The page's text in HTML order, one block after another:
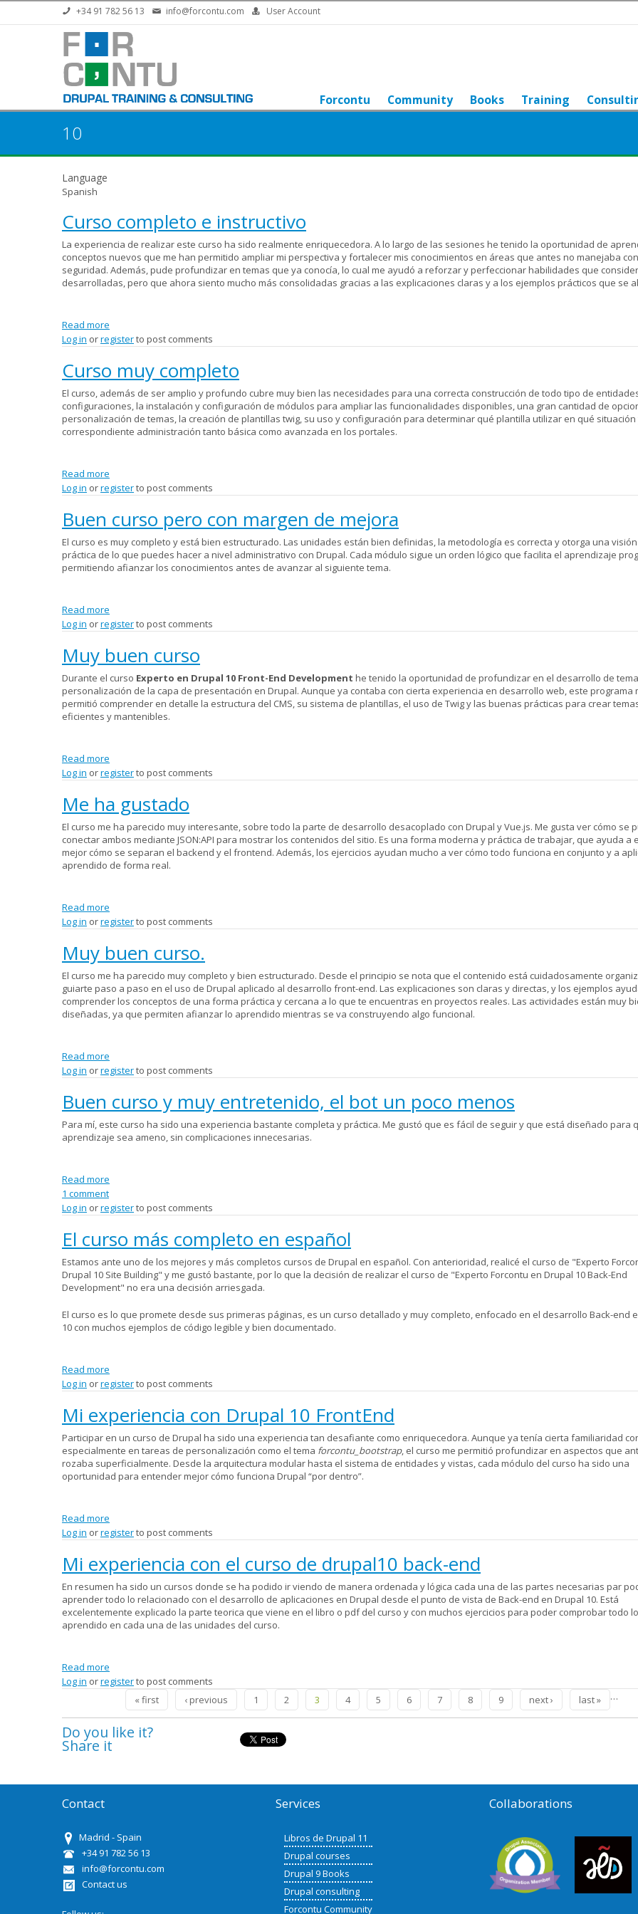
Skip to main content+34 91 782 56 13 info@forcontu.com User Account
Forcontu Community Books Training
10
Language
Spanish
Curso completo e instructivo
La experiencia de realizar este curso ha sido realmente enriquecedora. A lo largo de las sesiones he tenido la oportunidad de
conceptos nuevos que me han permitido ampliar mi perspectiva y fortalecer mis conocimientos en áreas que antes no manejaba
seguridad. Además, pude profundizar en temas que ya conocía, lo cual me ayudó a reforzar y perfeccionar habilidades que
desarrolladas, pero que ahora siento mucho más consolidadas gracias a las explicaciones claras y a los ejemplos prácticos que se
Read more
Log in orregisterto post comments
Curso muy completo
El curso, además de ser amplio y profundo cubre muy bien las necesidades para una correcta construcción de todo tipo de
configuraciones, la instalación y configuración de módulos para ampliar las funcionalidades disponibles, una gran cantidad de
personalización de temas, la creación de plantillas twig, su uso y configuración para determinar qué plantilla utilizar en qué situación
correspondiente administración tanto básica como avanzada en los portales.
Read more
Log in orregisterto post comments
Buen curso pero con margen de mejora
El curso es muy completo y está bien estructurado. Las unidades están bien definidas, la metodología es correcta y otorga una
práctica de lo que puedes hacer a nivel administrativo con Drupal. Cada módulo sigue un orden lógico que facilita el aprendizaje
permitiendo afianzar los conocimientos antes de avanzar al siguiente tema.
Read more
Log in orregisterto post comments
Muy buen curso
Durante el curso Experto en Drupal 10 Front-End Development he tenido la oportunidad de profundizar en el desarrollo de
personalización de la capa de presentación en Drupal. Aunque ya contaba con cierta experiencia en desarrollo web, este programa
permitió comprender en detalle la estructura del CMS, su sistema de plantillas, el uso de Twig y las buenas prácticas para crear
eficientes y mantenibles.
Read more
Log in orregisterto post comments
Me ha gustado
El curso me ha parecido muy interesante, sobre todo la parte de desarrollo desacoplado con Drupal y Vue.js. Me gusta ver cómo se
conectar ambos mediante JSON:API para mostrar los contenidos del sitio. Es una forma moderna y práctica de trabajar, que ayuda a
mejor cómo se separan el backend y el frontend. Además, los ejercicios ayudan mucho a ver cómo todo funciona en conjunto y a
aprendido de forma real.
Read more
Log in orregisterto post comments
Muy buen curso.
El curso me ha parecido muy completo y bien estructurado. Desde el principio se nota que el contenido está cuidadosamente
guiarte paso a paso en el uso de Drupal aplicado al desarrollo front-end. Las explicaciones son claras y directas, y los ejemplos
comprender los conceptos de una forma práctica y cercana a lo que te encuentras en proyectos reales. Las actividades están muy
diseñadas, ya que permiten afianzar lo aprendido mientras se va construyendo algo funcional.
Read more
Log in orregisterto post comments
Buen curso y muy entretenido, el bot un poco menos
Para mí, este curso ha sido una experiencia bastante completa y práctica. Me gustó que es fácil de seguir y que está diseñado para
aprendizaje sea ameno, sin complicaciones innecesarias.
Read more
1 comment
Log in orregisterto post comments
El curso más completo en español
Estamos ante uno de los mejores y más completos cursos de Drupal en español. Con anterioridad, realicé el curso de "Experto
Drupal 10 Site Building" y me gustó bastante, por lo que la decisión de realizar el curso de "Experto Forcontu en Drupal 10 Back-End
Development" no era una decisión arriesgada.
El curso es lo que promete desde sus primeras páginas, es un curso detallado y muy completo, enfocado en el desarrollo Back-end
10 con muchos ejemplos de código legible y bien documentado.
Read more
Log in orregisterto post comments
Mi experiencia con Drupal 10 FrontEnd
Participar en un curso de Drupal ha sido una experiencia tan desafiante como enriquecedora. Aunque ya tenía cierta familiaridad
especialmente en tareas de personalización como el tema forcontu_bootstrap, el curso me permitió profundizar en aspectos que
rozaba superficialmente. Desde la arquitectura modular hasta el sistema de entidades y vistas, cada módulo del curso ha sido una
oportunidad para entender mejor cómo funciona Drupal “por dentro”.
Read more
Log in orregisterto post comments
Mi experiencia con el curso de drupal10 back-end
En resumen ha sido un cursos donde se ha podido ir viendo de manera ordenada y lógica cada una de las partes necesarias par
aprender todo lo relacionado con el desarrollo de aplicaciones en Drupal desde el punto de vista de Back-end en Drupal 10. Está
excelentemente explicado la parte teorica que viene en el libro o pdf del curso y con muchos ejercicios para poder comprobar todo lo
aprendido en cada una de las unidades del curso.
Read more
Log in orregisterto post comments
« first ‹ previous 1 2 3 4 5 6 7 8 9 …
next › last »
Do you like it?
Share it
Contact
Madrid - Spain
+34 91 782 56 13
info@forcontu.com
Contact us
Services
Libros de Drupal 11
Drupal courses
Drupal 9 Books
Drupal consulting
Forcontu Community
Collaborations